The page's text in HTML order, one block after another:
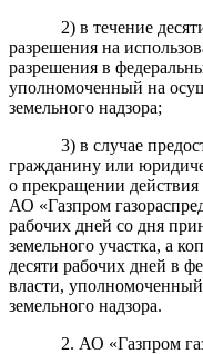
2) в течение
разрешения на
разрешения в
уполномоченный на
земельного надзора;
3) в случае
гражданину или
о прекращении действия
АО «Газпром
рабочих дней со дня
земельного участка, а
десяти рабочих дней в
власти,
земельного надзора.
2. АО «Газпром